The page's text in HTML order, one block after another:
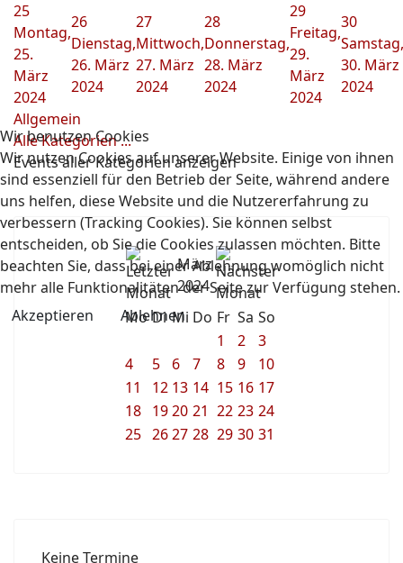
25
Montag,
25.
März
2024
26
Dienstag,
26. März
2024
27
Mittwoch,
27. März
2024
28
Donnerstag,
28. März
2024
29
Freitag,
29.
März
2024
30
Samstag,
30. März
2024
Allgemein
Alle Kategorien ...
Events aller Kategorien anzeigen
März
2024
Mo Di Mi Do Fr Sa So
1
2
3
4
5 6 7 8 9
10
11
12 13 14 15 16 17
18
19 20 21 22 23 24
25 26 27 28 29 30 31
Keine Termine
Wir benutzen Cookies
Wir nutzen Cookies auf unserer Website. Einige von ihnen
sind essenziell für den Betrieb der Seite, während andere
uns helfen, diese Website und die Nutzererfahrung zu
verbessern (Tracking Cookies). Sie können selbst
entscheiden, ob Sie die Cookies zulassen möchten. Bitte
beachten Sie, dass bei einer Ablehnung womöglich nicht
mehr alle Funktionalitäten der Seite zur Verfügung stehen.
Akzeptieren
Ablehnen